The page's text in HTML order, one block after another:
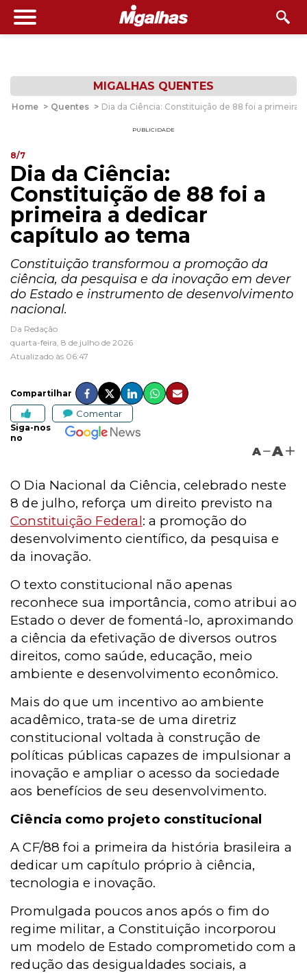
MIGALHAS QUENTES
Home > Quentes > Dia da Ciência: Constituição de 88 foi a primeira
PUBLICIDADE
8/7
Dia da Ciência:
Constituição de 88 foi a
primeira a dedicar
capítulo ao tema
Constituição transformou a promoção da
ciência, da pesquisa e da inovação em dever
do Estado e instrumento de desenvolvimento
nacional.
Da Redação
quarta-feira, 8 de julho de 2026
Atualizado às 06:47
Compartilhar
Comentar
Siga-nos
no
A A
O Dia Nacional da Ciência, celebrado neste
8 de julho, reforça um direito previsto na
Constituição Federal: a promoção do
desenvolvimento científico, da pesquisa e
da inovação.
O texto constitucional não apenas
reconhece sua importância, como atribui ao
Estado o dever de fomentá-lo, aproximando
a ciência da efetivação de diversos outros
direitos, como saúde, educação, meio
ambiente e desenvolvimento econômico.
Mais do que um incentivo ao ambiente
acadêmico, trata-se de uma diretriz
constitucional voltada à construção de
políticas públicas capazes de impulsionar a
inovação e ampliar o acesso da sociedade
aos benefícios de seu desenvolvimento.
Ciência como projeto constitucional
A CF/88 foi a primeira da história brasileira a
dedicar um capítulo próprio à ciência,
tecnologia e inovação.
Promulgada poucos anos após o fim do
regime militar, a Constituição incorporou
um modelo de Estado comprometido com a
redução das desigualdades sociais, a